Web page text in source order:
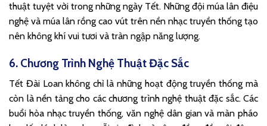
thuật tuyệt vời trong những ngày Tết. Những đội múa lân điệu
nghệ và múa lân rồng cao vút trên nền nhạc truyền thống tạo
nên không khí vui tươi và tràn ngập năng lượng.
6. Chương Trình Nghệ Thuật Đặc Sắc
Tết Đài Loan không chỉ là những hoạt động truyền thống mà
còn là nền tảng cho các chương trình nghệ thuật đặc sắc. Các
buổi hòa nhạc truyền thống, văn nghệ dân gian và màn pháo